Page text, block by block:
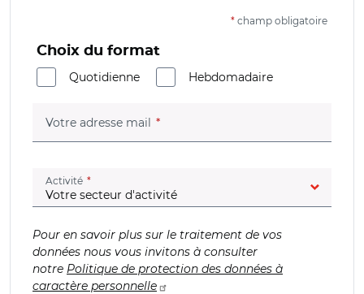
* champ obligatoire
Choix du format
Quotidienne
Hebdomadaire
Votre adresse mail (champ obligatoire)
Activité (champ obligatoire)
Pour en savoir plus sur le traitement de vos
données nous vous invitons à consulter
notre Politique de protection des données à
caractère personnelle